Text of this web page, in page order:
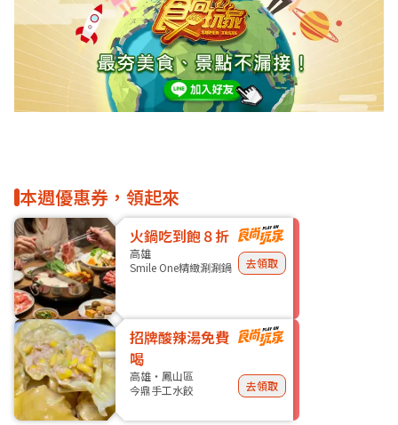
本週優惠券，領起來
火鍋吃到飽８折
高雄
Smile One精緻涮涮鍋
去領取
招牌酸辣湯免費
喝
高雄・鳳山區
今鼎手工水餃
去領取